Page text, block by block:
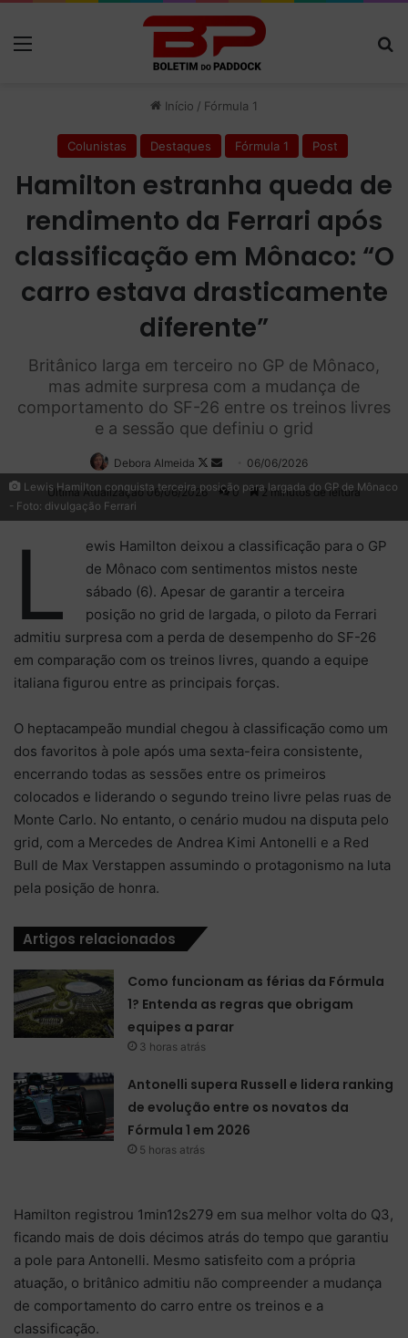
Início / Fórmula 1
Colunistas Destaques Fórmula 1 Post
Hamilton estranha queda de
rendimento da Ferrari após
classificação em Mônaco: “O
carro estava drasticamente
diferente”
Britânico larga em terceiro no GP de Mônaco,
mas admite surpresa com a mudança de
comportamento do SF-26 entre os treinos livres
e a sessão que definiu o grid
Debora Almeida
Follow
on
Mande
um
06/06/2026
Última Atualização 06/06/2026 0 2 minutos de leitura
Lewis Hamilton conquista terceira posição para largada do GP de Mônaco
- Foto: divulgação Ferrari
L
ewis Hamilton deixou a classificação para o GP
de Mônaco com sentimentos mistos neste
sábado (6). Apesar de garantir a terceira
posição no grid de largada, o piloto da Ferrari
admitiu surpresa com a perda de desempenho do SF-26
em comparação com os treinos livres, quando a equipe
italiana figurou entre as principais forças.
O heptacampeão mundial chegou à classificação como um
dos favoritos à pole após uma sexta-feira consistente,
encerrando todas as sessões entre os primeiros
colocados e liderando o segundo treino livre pelas ruas de
Monte Carlo. No entanto, o cenário mudou na disputa pelo
grid, com a Mercedes de Andrea Kimi Antonelli e a Red
Bull de Max Verstappen assumindo o protagonismo na luta
pela posição de honra.
Artigos relacionados
Como funcionam as férias da Fórmula
1? Entenda as regras que obrigam
equipes a parar
3 horas atrás
Antonelli supera Russell e lidera ranking
de evolução entre os novatos da
Fórmula 1 em 2026
5 horas atrás
Hamilton registrou 1min12s279 em sua melhor volta do Q3,
ficando mais de dois décimos atrás do tempo que garantiu
a pole para Antonelli. Mesmo satisfeito com a própria
atuação, o britânico admitiu não compreender a mudança
de comportamento do carro entre os treinos e a
classificação.